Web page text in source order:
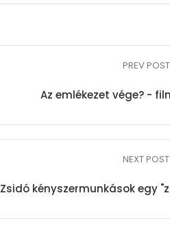
PREV POST
Az emlékezet vége? -
NEXT POST
Zsidó kényszermunkások egy